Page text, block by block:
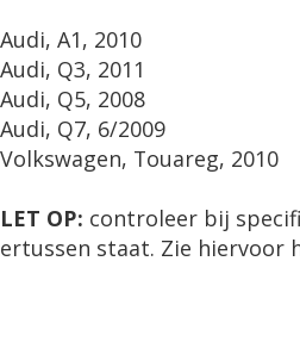
Audi, A1, 2010
Audi, Q3, 2011
Audi, Q5, 2008
Audi, Q7, 6/2009
Volkswagen, Touareg, 2010
LET OP: controleer bij
ertussen staat. Zie hiervoor